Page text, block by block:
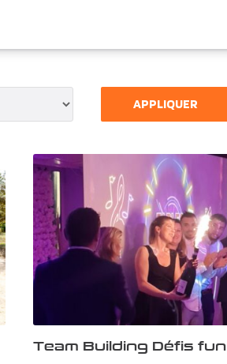
APPLIQUER
Team Building Défis fun